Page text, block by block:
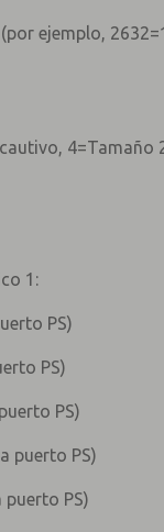
ejemplo,
4=Tamaño
1:
PS)
PS)
PS)
puerto PS)
PS)